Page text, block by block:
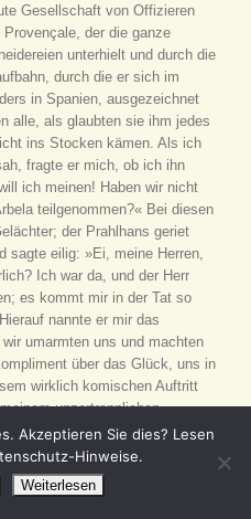
Gesellschaft von Offizieren
der die ganze
unterhielt und durch die
durch die er sich im
in Spanien, ausgezeichnet
alle, als glaubten sie ihm jedes
ins Stocken kämen. Als ich
fragte er mich, ob ich ihn
ich meinen! Haben wir nicht
teilgenommen?« Bei diesen
der Prahlhans geriet
sagte eilig: »Ei, meine Herren,
Ich war da, und der Herr
es kommt mir in der Tat so
nannte er mir das
umarmten uns und machten
über das Glück, uns in
wirklich komischen Auftritt
unzertrennlichen
ich noch mit meinem Freunde
den Hut auf dem
»Mein Herr von Arbela, ich
beeilen Sie sich und folgen
Akzeptieren Sie dies? Lesen
Hinweise.
Weiterlesen